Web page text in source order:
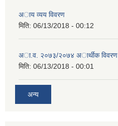
अाय व्यय विवरण
मिति: 06/13/2018 - 00:12
अा.व. २०७३/२०७४ अार्थीक विवरण
मिति: 06/13/2018 - 00:01
अन्य